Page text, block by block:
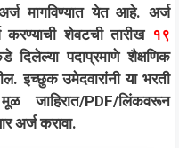
मागविण्यात येत आहे. अर्ज
शेवटची तारीख १९
दिलेल्या पदाप्रमाणे शैक्षणिक
इच्छुक उमेदवारांनी या भरती
जाहिरात/PDF/लिंकवरून
अर्ज करावा.